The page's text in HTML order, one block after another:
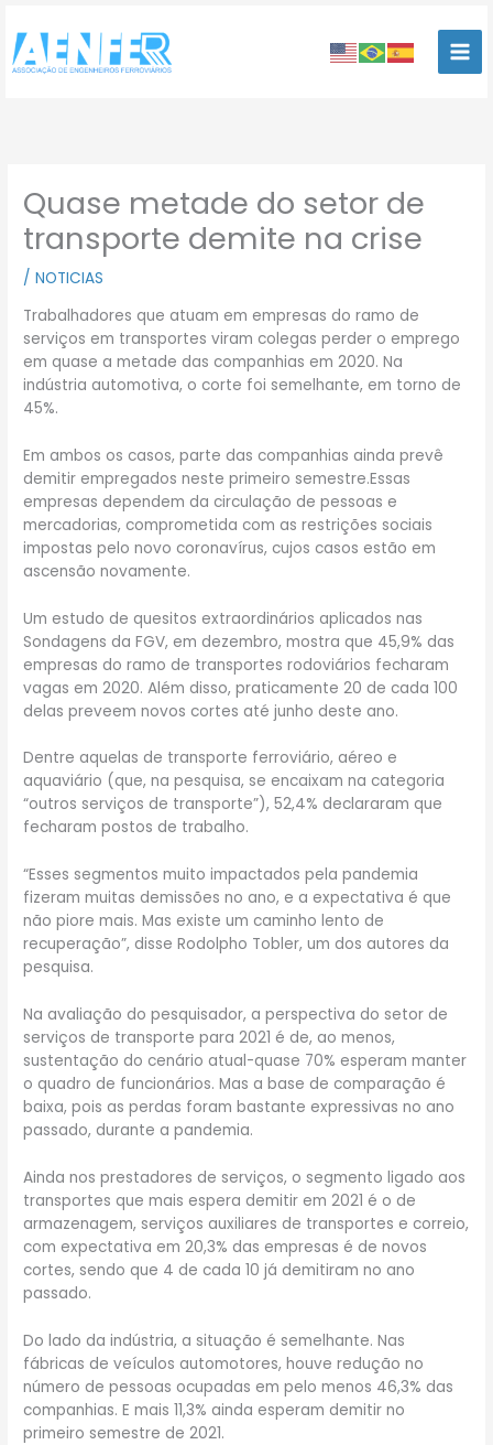
para
conteúdo
Quase metade do setor de
transporte demite na crise
/NOTICIAS
Trabalhadores que atuam em empresas do ramo de
serviços em transportes viram colegas perder o emprego
em quase a metade das companhias em 2020. Na
indústria automotiva, o corte foi semelhante, em torno de
45%.
Em ambos os casos, parte das companhias ainda prevê
demitir empregados neste primeiro semestre.Essas
empresas dependem da circulação de pessoas e
mercadorias, comprometida com as restrições sociais
impostas pelo novo coronavírus, cujos casos estão em
ascensão novamente.
Um estudo de quesitos extraordinários aplicados nas
Sondagens da FGV, em dezembro, mostra que 45,9% das
empresas do ramo de transportes rodoviários fecharam
vagas em 2020. Além disso, praticamente 20 de cada 100
delas preveem novos cortes até junho deste ano.
Dentre aquelas de transporte ferroviário, aéreo e
aquaviário (que, na pesquisa, se encaixam na categoria
“outros serviços de transporte”), 52,4% declararam que
fecharam postos de trabalho.
“Esses segmentos muito impactados pela pandemia
fizeram muitas demissões no ano, e a expectativa é que
não piore mais. Mas existe um caminho lento de
recuperação”, disse Rodolpho Tobler, um dos autores da
pesquisa.
Na avaliação do pesquisador, a perspectiva do setor de
serviços de transporte para 2021 é de, ao menos,
sustentação do cenário atual-quase 70% esperam manter
o quadro de funcionários. Mas a base de comparação é
baixa, pois as perdas foram bastante expressivas no ano
passado, durante a pandemia.
Ainda nos prestadores de serviços, o segmento ligado aos
transportes que mais espera demitir em 2021 é o de
armazenagem, serviços auxiliares de transportes e correio,
com expectativa em 20,3% das empresas é de novos
cortes, sendo que 4 de cada 10 já demitiram no ano
passado.
Do lado da indústria, a situação é semelhante. Nas
fábricas de veículos automotores, houve redução no
número de pessoas ocupadas em pelo menos 46,3% das
companhias. E mais 11,3% ainda esperam demitir no
primeiro semestre de 2021.